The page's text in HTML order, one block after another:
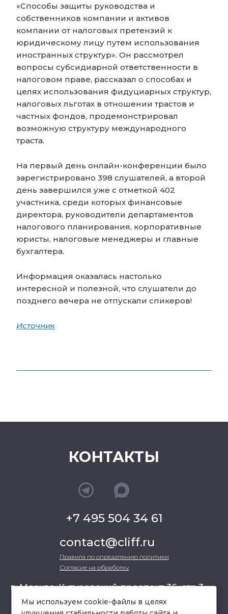
«Способы защиты руководства и
собственников компании и активов
компании от налоговых претензий к
юридическому лицу путем использования
иностранных структур». Он рассмотрел
вопросы субсидиарной ответственности в
налоговом праве, рассказал о способах и
целях использования фидуциарных структур,
налоговых льготах в отношении трастов и
частных фондов, продемонстрировал
возможную структуру международного
траста.
На первый день онлайн-конференции было
зарегистрировано 398 слушателей, а второй
день завершился уже с отметкой 402
участника, среди которых финансовые
директора, руководители департаментов
налогового планирования, корпоративные
юристы, налоговые менеджеры и главные
бухгалтера.
Информация оказалась настолько
интересной и полезной, что слушатели до
позднего вечера не отпускали спикеров!
Источник
КОНТАКТЫ
+7 495 504 34 61
contact@cliff.ru
Правила по определению политики
Согласие на обработку
г. Москва, Кутузовский проспект 36, стр.3 ,
офис 301
Мы используем cookie-файлы в целях